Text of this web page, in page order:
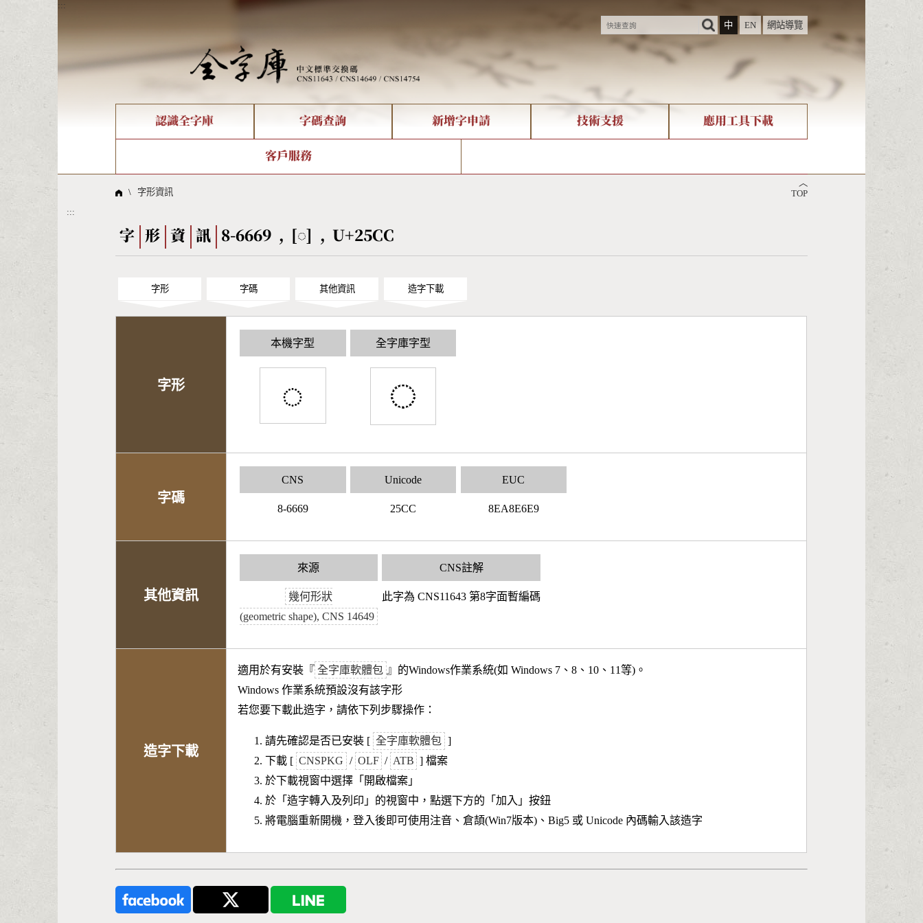
:::
中
EN 網站導覽
認識全字庫
全字庫現況
線上教學
字碼查詢
部件查詢
倉頡查詢
Big5查詢 拼音查詢
新增字申請 技術支援
造字解決方案
應用工具下載
字形下載
客戶服務
問題集
︿
TOP
\ 字形資訊
:::
字 形 資 訊 8-6669 , [◌] , U+25CC
字形 字碼 其他資訊 造字下載
字形
本機字型
◌
全字庫字型
字碼
CNS
8-6669
Unicode
25CC
EUC
8EA8E6E9
其他資訊
來源
幾何形狀
(geometric shape), CNS 14649
CNS註解
此字為 CNS11643 第8字面暫編碼
造字下載
適用於有安裝『 全字庫軟體包 』的Windows作業系統(如 Windows 7、8、10、11等)。
Windows 作業系統預設沒有該字形
若您要下載此造字，請依下列步驟操作：
請先確認是否已安裝 [ 全字庫軟體包 ]
下載 [ CNSPKG / OLF / ATB ] 檔案
於下載視窗中選擇「開啟檔案」
於「造字轉入及列印」的視窗中，點選下方的「加入」按鈕
將電腦重新開機，登入後即可使用注音、倉頡(Win7版本)、Big5 或 Unicode 內碼輸入該造字